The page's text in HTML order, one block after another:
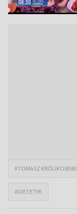
#TOMASZ KRÓLIKOWSKI
#DIETETYK